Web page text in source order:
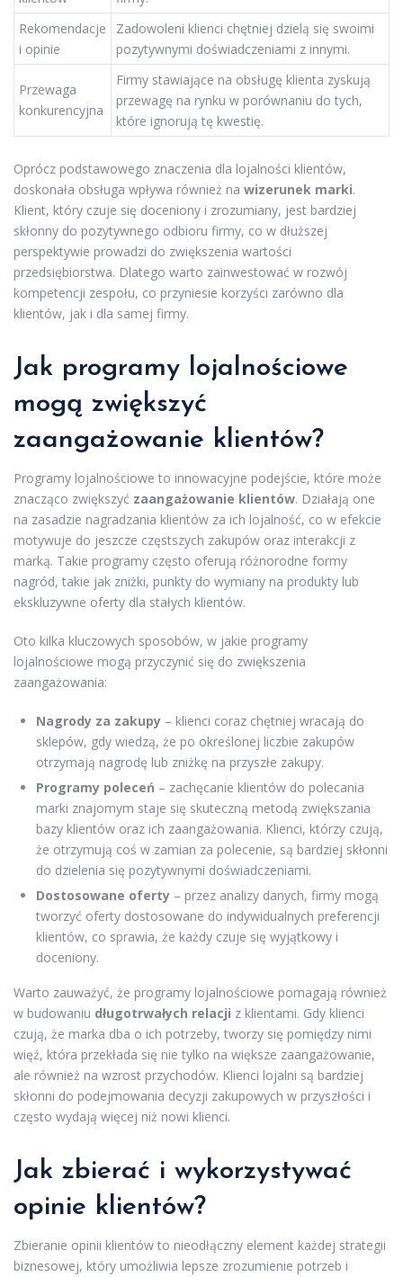
Rekomendacje
i opinie
Zadowoleni klienci chętniej dzielą się swoimi
pozytywnymi doświadczeniami z innymi.
Przewaga
konkurencyjna
Firmy stawiające na obsługę klienta zyskują
przewagę na rynku w porównaniu do tych,
które ignorują tę kwestię.
Oprócz podstawowego znaczenia dla lojalności klientów,
doskonała obsługa wpływa również na wizerunek marki.
Klient, który czuje się doceniony i zrozumiany, jest bardziej
skłonny do pozytywnego odbioru firmy, co w dłuższej
perspektywie prowadzi do zwiększenia wartości
przedsiębiorstwa. Dlatego warto zainwestować w rozwój
kompetencji zespołu, co przyniesie korzyści zarówno dla
klientów, jak i dla samej firmy.
Jak programy lojalnościowe
mogą zwiększyć
zaangażowanie klientów?
Programy lojalnościowe to innowacyjne podejście, które może
znacząco zwiększyć zaangażowanie klientów. Działają one
na zasadzie nagradzania klientów za ich lojalność, co w efekcie
motywuje do jeszcze częstszych zakupów oraz interakcji z
marką. Takie programy często oferują różnorodne formy
nagród, takie jak zniżki, punkty do wymiany na produkty lub
ekskluzywne oferty dla stałych klientów.
Oto kilka kluczowych sposobów, w jakie programy
lojalnościowe mogą przyczynić się do zwiększenia
zaangażowania:
Nagrody za zakupy – klienci coraz chętniej wracają do
sklepów, gdy wiedzą, że po określonej liczbie zakupów
otrzymają nagrodę lub zniżkę na przyszłe zakupy.
Programy poleceń – zachęcanie klientów do polecania
marki znajomym staje się skuteczną metodą zwiększania
bazy klientów oraz ich zaangażowania. Klienci, którzy czują,
że otrzymują coś w zamian za polecenie, są bardziej skłonni
do dzielenia się pozytywnymi doświadczeniami.
Dostosowane oferty – przez analizy danych, firmy mogą
tworzyć oferty dostosowane do indywidualnych preferencji
klientów, co sprawia, że każdy czuje się wyjątkowy i
doceniony.
Warto zauważyć, że programy lojalnościowe pomagają również
w budowaniu długotrwałych relacji z klientami. Gdy klienci
czują, że marka dba o ich potrzeby, tworzy się pomiędzy nimi
więź, która przekłada się nie tylko na większe zaangażowanie,
ale również na wzrost przychodów. Klienci lojalni są bardziej
skłonni do podejmowania decyzji zakupowych w przyszłości i
często wydają więcej niż nowi klienci.
Jak zbierać i wykorzystywać
opinie klientów?
Zbieranie opinii klientów to nieodłączny element każdej strategii
biznesowej, który umożliwia lepsze zrozumienie potrzeb i